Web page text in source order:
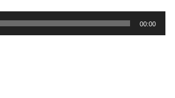
00:00